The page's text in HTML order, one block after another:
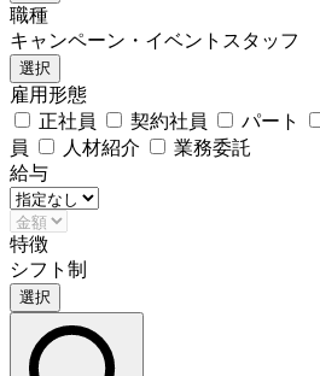
職種
キャンペーン・イベントスタッフ
選択
雇用形態
正社員
契約社員 パート
員
人材紹介
業務委託
給与
特徴
シフト制
選択